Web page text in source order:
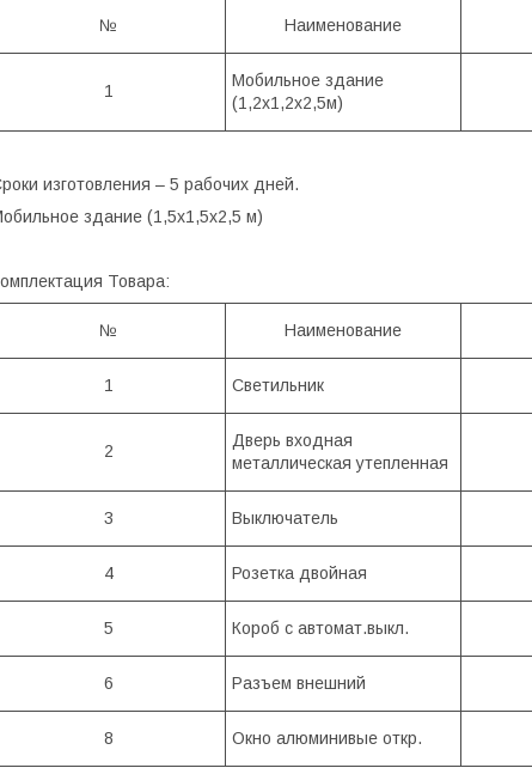
№ Наименование
1
Мобильное здание
(1,2х1,2х2,5м)
изготовления – 5 рабочих дней.
здание (1,5х1,5х2,5 м)
Товара:
№ Наименование
1 Светильник
2
Дверь входная
металлическая утепленная
3 Выключатель
4 Розетка двойная
5 Короб с автомат.выкл.
6 Разъем внешний
8 Окно алюминивые откр.